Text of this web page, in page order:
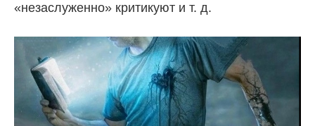
«незаслуженно» критикуют и т. д.